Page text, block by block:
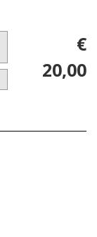
€
20,00